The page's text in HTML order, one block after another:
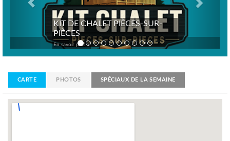
KIT DE CHALET PIÈCES-SUR-
PIÈCES
En savoir plus >
CARTE PHOTOS SPÉCIAUX DE LA SEMAINE